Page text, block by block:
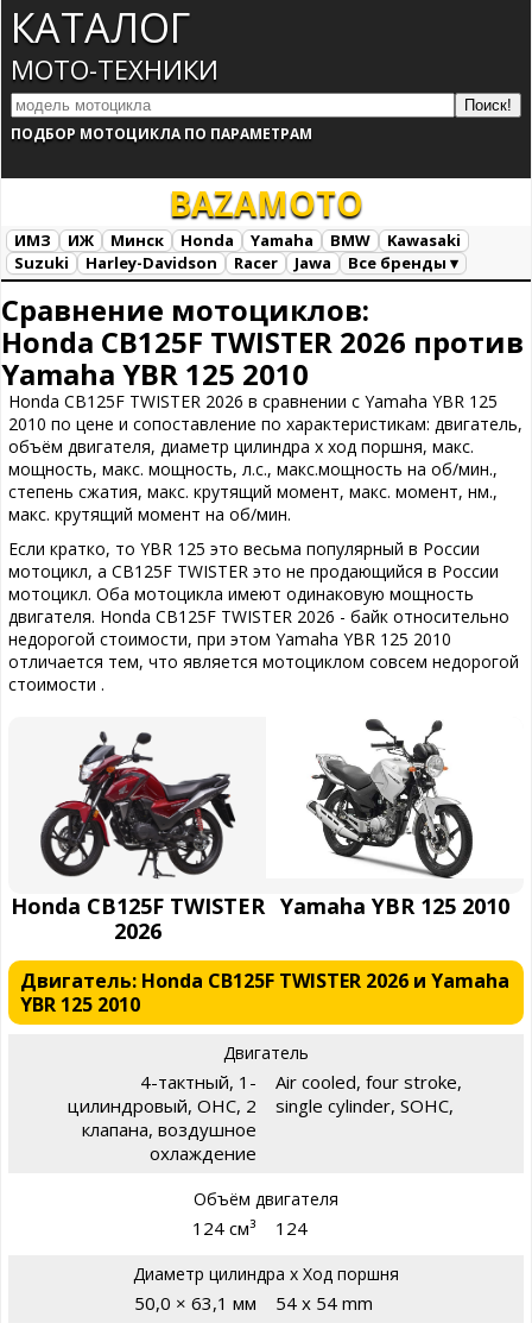
КАТАЛОГ
МОТО-ТЕХНИКИ
ПОДБОР МОТОЦИКЛА ПО ПАРАМЕТРАМ
BAZAMOTO
ИМЗ ИЖ Минск Honda Yamaha BMW
Kawasaki
Suzuki
Harley-Davidson Racer Jawa
Все бренды ▾
Сравнение мотоциклов:
Honda CB125F TWISTER 2026 против
Yamaha YBR 125 2010
Honda CB125F TWISTER 2026 в сравнении с Yamaha YBR 125
2010 по цене и сопоставление по характеристикам: двигатель,
объём двигателя, диаметр цилиндра х ход поршня, макс.
мощность, макс. мощность, л.с., макс.мощность на об/мин.,
степень сжатия, макс. крутящий момент, макс. момент, нм.,
макс. крутящий момент на об/мин.
Если кратко, то YBR 125 это весьма популярный в России
мотоцикл, а CB125F TWISTER это не продающийся в России
мотоцикл. Оба мотоцикла имеют одинаковую мощность
двигателя. Honda CB125F TWISTER 2026 - байк относительно
недорогой стоимости, при этом Yamaha YBR 125 2010
отличается тем, что является мотоциклом совсем недорогой
стоимости .
Honda CB125F TWISTER
2026
Yamaha YBR 125 2010
Двигатель: Honda CB125F TWISTER 2026 и Yamaha
YBR 125 2010
Двигатель
4-тактный, 1-
цилиндровый, OHC, 2
клапана, воздушное
охлаждение
Air cooled, four stroke,
single cylinder, SOHC,
Объём двигателя
124 см³ 124
Диаметр цилиндра х Ход поршня
50,0 × 63,1 мм 54 x 54 mm